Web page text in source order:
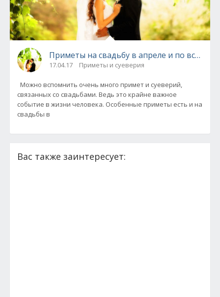
Приметы на свадьбу в апреле и по всем
17.04.17 Приметы и суеверия
Можно вспомнить очень много примет и суеверий,
связанных со свадьбами. Ведь это крайне важное
событие в жизни человека. Особенные приметы есть и на
свадьбы в
Вас также заинтересует: